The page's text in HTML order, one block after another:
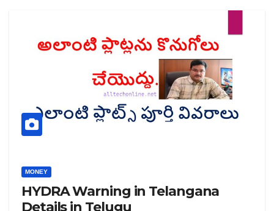
MONEY
HYDRA Warning in Telangana
Details in Telugu